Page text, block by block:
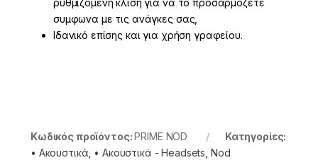
ρυθμιζόμενη κλίση για να το προσαρμόζετε
συμφωνα με τις ανάγκες σας,
Ιδανικό επίσης και για χρήση γραφείου.
Κωδικός προϊόντος:PRIME NOD
Κατηγορίες:
• Ακουστικά • Ακουστικά - Headsets Nod